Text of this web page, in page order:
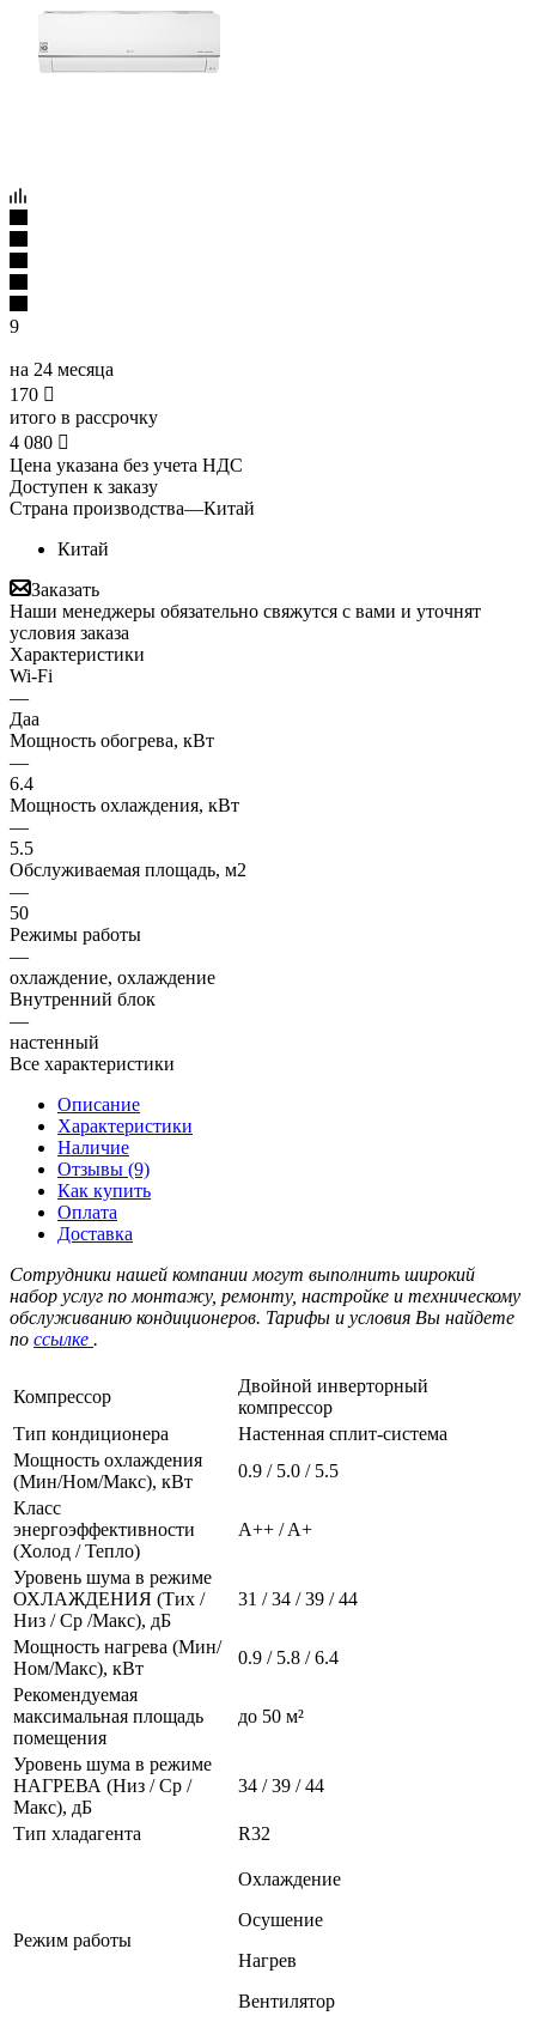
9
на 24 месяца
170 
итого в рассрочку
4 080 
Цена указана без учета НДС
Доступен к заказу
Страна производства—Китай
Китай
Заказать
Наши менеджеры обязательно свяжутся с вами и уточнят
условия заказа
Характеристики
Wi-Fi
—
Даа
Мощность обогрева, кВт
—
6.4
Мощность охлаждения, кВт
—
5.5
Обслуживаемая площадь, м2
—
50
Режимы работы
—
охлаждение, охлаждение
Внутренний блок
—
настенный
Все характеристики
Описание
Характеристики
Наличие
Отзывы (9)
Как купить
Оплата
Доставка
Сотрудники нашей компании могут выполнить широкий
набор услуг по монтажу, ремонту, настройке и техническому
обслуживанию кондиционеров. Тарифы и условия Вы найдете
по ссылке .
Компрессор
Двойной инверторный
компрессор
Тип кондиционера
Настенная cплит-система
Мощность охлаждения
(Мин/Ном/Макс), кВт
0.9 / 5.0 / 5.5
Класс
энергоэффективности
(Холод / Тепло)
A++ / A+
Уровень шума в режиме
ОХЛАЖДЕНИЯ (Тих /
Низ / Ср /Макс), дБ
31 / 34 / 39 / 44
Мощность нагрева (Мин/
Ном/Макс), кВт
0.9 / 5.8 / 6.4
Рекомендуемая
максимальная площадь
помещения
до 50 м²
Уровень шума в режиме
НАГРЕВА (Низ / Ср /
Макс), дБ
34 / 39 / 44
Тип хладагента R32
Режим работы
Охлаждение
Осушение
Нагрев
Вентилятор